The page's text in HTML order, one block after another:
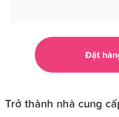
Đặt
Trở thành nhà cung